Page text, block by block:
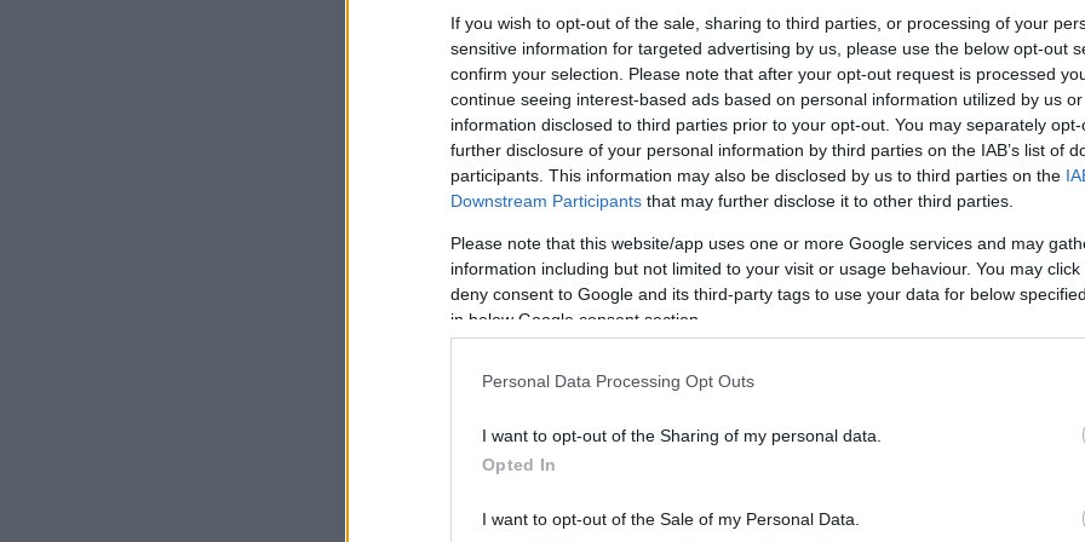
If you wish to opt-out of the sale, sharing to third parties, or processing of your
sensitive information for targeted advertising by us, please use the below opt-out
confirm your selection. Please note that after your opt-out request is processed
continue seeing interest-based ads based on personal information utilized by us
information disclosed to third parties prior to your opt-out. You may separately
further disclosure of your personal information by third parties on the IAB’s list of
participants. This information may also be disclosed by us to third parties on the
Downstream Participants that may further disclose it to other third parties.
Please note that this website/app uses one or more Google services and may
information including but not limited to your visit or usage behaviour. You may
deny consent to Google and its third-party tags to use your data for below
in below Google consent section.
Personal Data Processing Opt Outs
I want to opt-out of the Sharing of my personal data.
Opted In
I want to opt-out of the Sale of my Personal Data.
Μάλιστα, ο«Special One» προτίθεται να
Στην προηγούμενη θητεία του στη Ρεάλ
νίκες, 28 ισοπαλίες και 23 ήττες (με 476-171
κέρδισεένα πρωτάθλημα Ισπανίας, ένα